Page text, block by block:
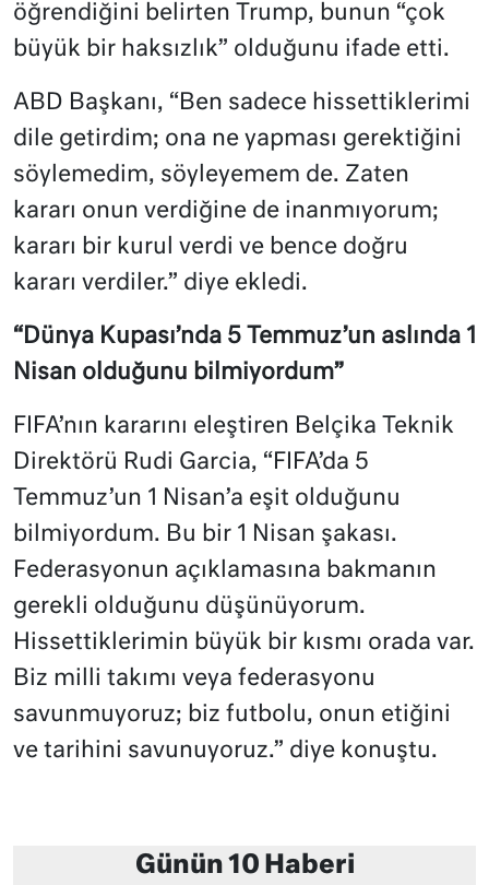
öğrendiğini belirten Trump, bunun “çok
büyük bir haksızlık” olduğunu ifade etti.
ABD Başkanı, “Ben sadece hissettiklerimi
dile getirdim; ona ne yapması gerektiğini
söylemedim, söyleyemem de. Zaten
kararı onun verdiğine de inanmıyorum;
kararı bir kurul verdi ve bence doğru
kararı verdiler.” diye ekledi.
“Dünya Kupası’nda 5 Temmuz’un aslında 1
Nisan olduğunu bilmiyordum”
FIFA’nın kararını eleştiren Belçika Teknik
Direktörü Rudi Garcia, “FIFA’da 5
Temmuz’un 1 Nisan’a eşit olduğunu
bilmiyordum. Bu bir 1 Nisan şakası.
Federasyonun açıklamasına bakmanın
gerekli olduğunu düşünüyorum.
Hissettiklerimin büyük bir kısmı orada var.
Biz milli takımı veya federasyonu
savunmuyoruz; biz futbolu, onun etiğini
ve tarihini savunuyoruz.” diye konuştu.
Günün 10 Haberi